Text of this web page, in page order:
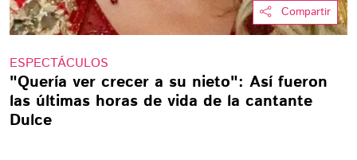
Compartir
ESPECTÁCULOS
"Quería ver crecer a su nieto": Así fueron
las últimas horas de vida de la cantante
Dulce